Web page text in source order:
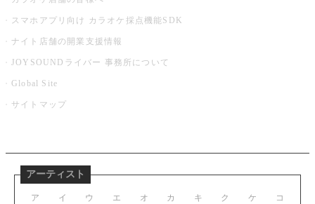
スマホアプリ向け カラオケ採点機能SDK
ナイト店舗の開業支援情報
JOYSOUNDライバー 事務所について
Global Site
サイトマップ
アーティスト
ア イ ウ エ オ カ キ ク ケ コ